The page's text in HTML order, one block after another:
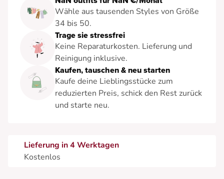
Wähle aus tausenden Styles von Größe
34 bis 50.
Trage sie stressfrei
Keine Reparaturkosten. Lieferung und
Reinigung inklusive.
Kaufen, tauschen & neu starten
Kaufe deine Lieblingsstücke zum
reduzierten Preis, schick den Rest zurück
und starte neu.
Lieferung in 4 Werktagen
Kostenlos